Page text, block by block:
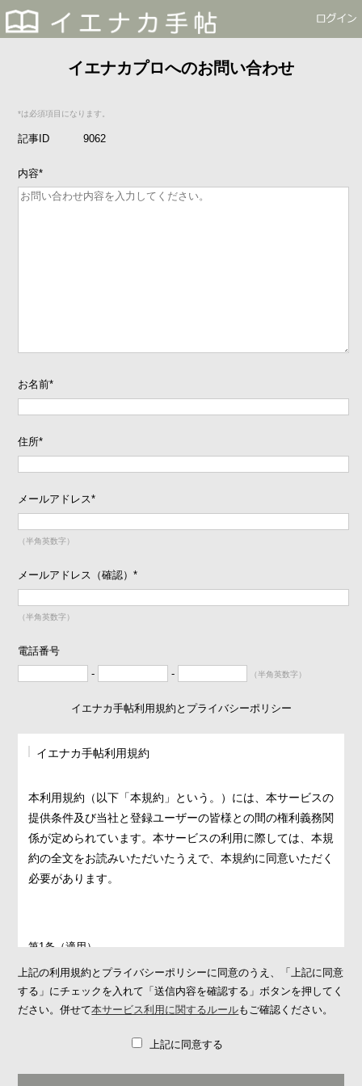
イエナカプロへのお問い合わせ
*は必須項目になります。
記事ID 9062
内容*
お名前*
住所*
メールアドレス*
（半角英数字）
メールアドレス（確認）*
（半角英数字）
電話番号
-
- （半角英数字）
イエナカ手帖利用規約とプライバシーポリシー
イエナカ手帖利用規約
本利用規約（以下「本規約」という。）には、本サービスの
提供条件及び当社と登録ユーザーの皆様との間の権利義務関
係が定められています。本サービスの利用に際しては、本規
約の全文をお読みいただいたうえで、本規約に同意いただく
必要があります。
第1条（適用）
1. 本規約は、本サービスの提供条件及び本サービスの利用に関す
る当社と登録ユーザーとの間の権利義務関係を定めることを目的
とし、登録ユーザーと当社との間の本サービスの利用に関わる一
上記の利用規約とプライバシーポリシーに同意のうえ、「上記に同意
する」にチェックを入れて「送信内容を確認する」ボタンを押してく
ださい。併せて本サービス利用に関するルールもご確認ください。
上記に同意する